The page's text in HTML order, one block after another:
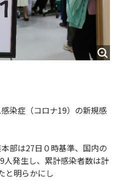
染症（コロナ19）の新規感
発生した。
部は27日０時基準、国内の
人発生し、累計感染者数は計
と明らかにし